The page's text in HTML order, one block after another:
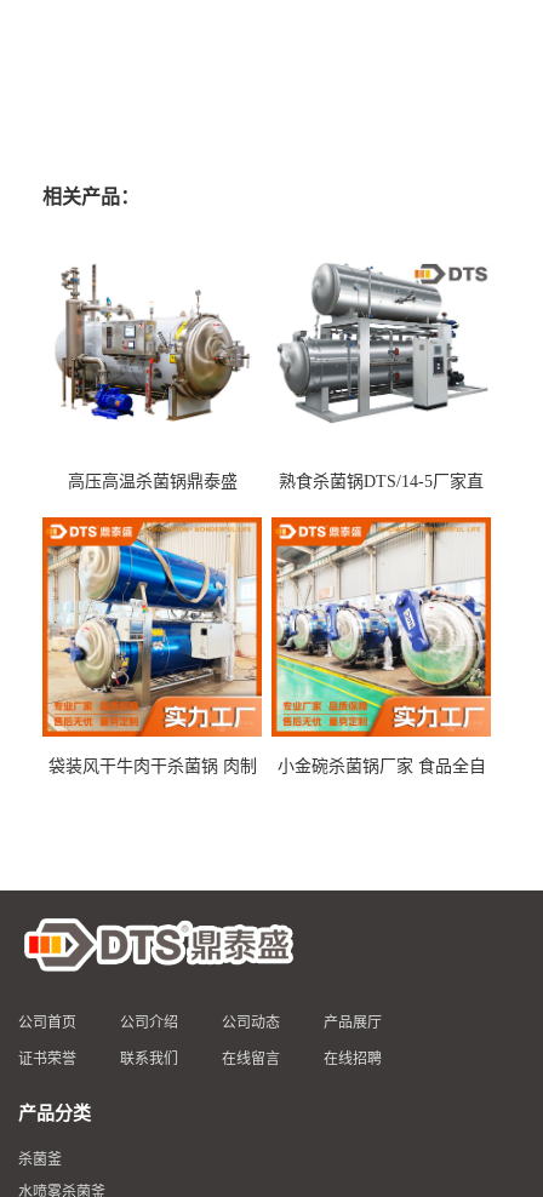
相关产品：
高压高温杀菌锅鼎泰盛
熟食杀菌锅DTS/14-5厂家直
袋装风干牛肉干杀菌锅 肉制
小金碗杀菌锅厂家 食品全自
公司首页 公司介绍 公司动态 产品展厅
证书荣誉 联系我们 在线留言 在线招聘
产品分类
杀菌釜
水喷雾杀菌釜